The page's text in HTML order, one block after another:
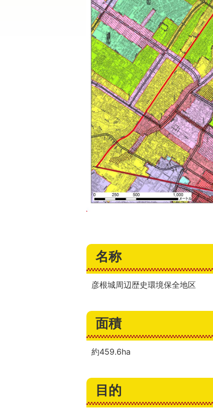
名称
彦根城周辺歴史環境保全地区
面積
約459.6ha
目的